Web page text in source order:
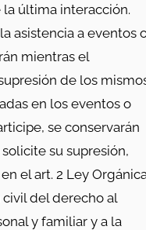
última interacción.
asistencia a eventos
mientras el
de los
en los eventos o
se conservarán
su supresión,
el art. 2 Ley
del derecho al
y familiar y a la